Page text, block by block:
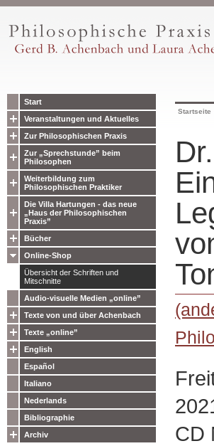
Start
Veranstaltungen und Aktuelles
Zur Philosophischen Praxis
Zur „Sprechstunde” beim
Philosophen
Weiterbildung zum
Philosophischen Praktiker
Die Villa Hartungen - das neue
„Haus der Philosophischen
Praxis”
Bücher
Online-Shop
Übersicht der Schriften und
Mitschnitte
Audio-visuelle Medien „online”
Texte von und über Achenbach
Texte „online”
English
Español
Italiano
Nederlands
Bibliographie
Archiv
Startseite
CD